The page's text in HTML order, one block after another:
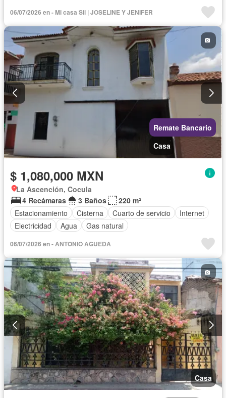
Circuito cerrado de televisión
Electricidad
Cuarto de Limpieza
Televisión por cable
Asador
Zonas verdes
Vista panorámica
Recámara con closet
Caseta de vigilancia
Sin amueblar
06/07/2026 en - Mi casa Sii | JOSELINE Y JENIFER
Remate Bancario
Casa
$ 1,080,000 MXN
La Ascención, Cocula
4 Recámaras
3 Baños
220 m²
Estacionamiento
Cisterna Cuarto de servicio
Internet
Electricidad
Agua Gas natural
06/07/2026 en - ANTONIO AGUEDA
Casa